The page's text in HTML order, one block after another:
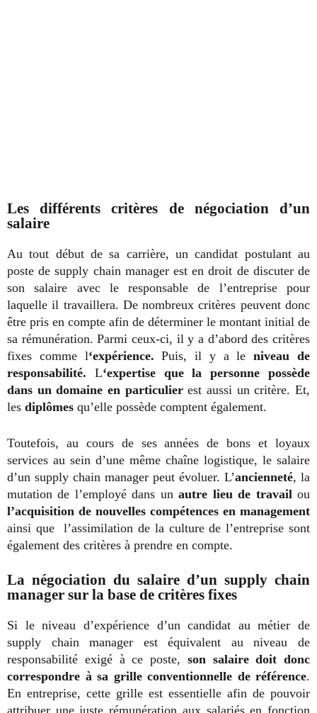
Les différents critères de négociation d’un
salaire
Au tout début de sa carrière, un candidat postulant au
poste de supply chain manager est en droit de discuter de
son salaire avec le responsable de l’entreprise pour
laquelle il travaillera. De nombreux critères peuvent donc
être pris en compte afin de déterminer le montant initial de
sa rémunération. Parmi ceux-ci, il y a d’abord des critères
fixes comme l‘expérience.Puis, il y a leniveau de
responsabilité. L‘expertise que la personne possède
dans un domaine en particulierest aussi un critère. Et,
les diplômes qu’elle possède comptent également.
Toutefois, au cours de ses années de bons et loyaux
services au sein d’une même chaîne logistique, le salaire
d’un supply chain manager peut évoluer. L’ancienneté, la
mutation de l’employé dans unautre lieu de travail ou
l’acquisition de nouvelles compétences en management
ainsi que l’assimilation de la culture de l’entreprise sont
également des critères à prendre en compte.
La négociation du salaire d’un supply chain
manager sur la base de critères fixes
Si le niveau d’expérience d’un candidat au métier de
supply chain manager est équivalent au niveau de
responsabilité exigé à ce poste, son salaire doit donc
correspondre à sa grille conventionnelle de référence.
En entreprise, cette grille est essentielle afin de pouvoir
attribuer une juste rémunération aux salariés en fonction